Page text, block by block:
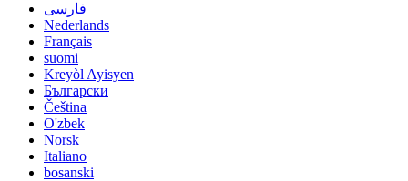
فارسی
Nederlands
Français
suomi
Kreyòl Ayisyen
Български
Čeština
O'zbek
Norsk
Italiano
bosanski